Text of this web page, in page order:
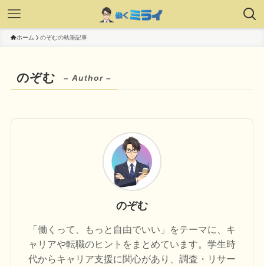
ホーム のぞむの執筆記事
のぞむ – Author –
のぞむ
「働くって、もっと自由でいい」をテーマに、キ
ャリアや転職のヒントをまとめています。学生時
代からキャリア支援に関心があり、調査・リサー